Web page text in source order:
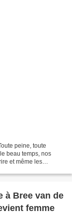
peine, toute
beau temps, nos
et même les
à Bree van de
femme